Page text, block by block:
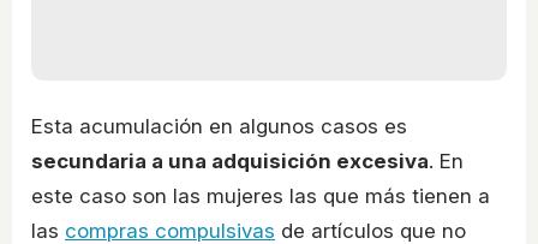
Esta acumulación en algunos casos es
secundaria a una adquisición excesiva. En
este caso son las mujeres las que más tienen a
las compras compulsivas de artículos que no